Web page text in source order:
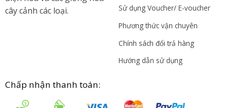
cây cảnh các loại.
Sử dụng Voucher/ E-voucher
Phương thức vận chuyên
Chính sách đổi trả hàng
Hướng dẫn sử dụng
Chấp nhận thanh toán: